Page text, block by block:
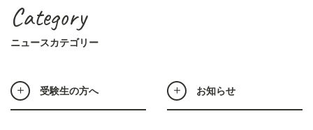
Category
ニュースカテゴリー
受験生の方へ お知らせ